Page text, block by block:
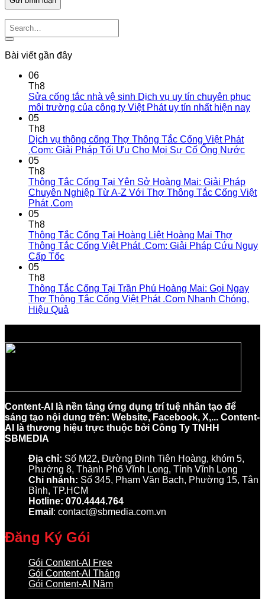
Bài viết gần đây
06
Th8
Sửa cống tắc nhà vệ sinh Dịch vụ uy tín chuyên phục
môi trường của công ty Việt Phát uy tín nhất hiện nay
05
Th8
Dịch vụ thông cống Thợ Thông Tắc Cống Việt Phát
.Com: Giải Pháp Tối Ưu Cho Mọi Sự Cố Ống Nước
05
Th8
Thông Tắc Cống Tại Yên Sở Hoàng Mai: Giải Pháp
Chuyên Nghiệp Từ A-Z Với Thợ Thông Tắc Cống Việt
Phát .Com
05
Th8
Thông Tắc Cống Tại Hoàng Liệt Hoàng Mai Thợ
Thông Tắc Cống Việt Phát .Com: Giải Pháp Cứu Nguy
Cấp Tốc
05
Th8
Thông Tắc Cống Tại Trần Phú Hoàng Mai: Gọi Ngay
Thợ Thông Tắc Cống Việt Phát .Com Nhanh Chóng,
Hiệu Quả
Content-AI là nền tảng ứng dụng trí tuệ nhân tạo để
sáng tạo nội dung trên: Website, Facebook, X,... Content-
AI là thương hiệu trực thuộc bởi Công Ty TNHH
SBMEDIA
Địa chỉ: Số M22, Đường Đinh Tiên Hoàng, khóm 5,
Phường 8, Thành Phố Vĩnh Long, Tỉnh Vĩnh Long
Chi nhánh: Số 345, Phạm Văn Bạch, Phường 15, Tân
Bình, TP.HCM
Hotline: 070.4444.764
Email : contact@sbmedia.com.vn
Đăng Ký Gói
Gói Content-AI Free
Gói Content-AI Tháng
Gói Content-AI Năm